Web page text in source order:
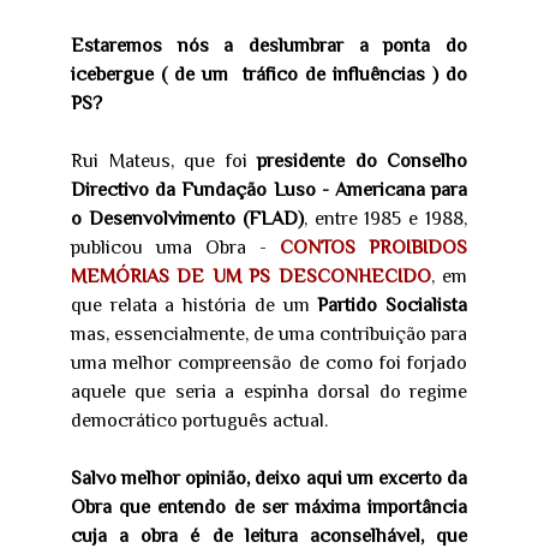
Estaremos nós a deslumbrar a ponta do
icebergue ( de um tráfico de influências ) do
PS?
Rui Mateus, que foipresidente do Conselho
Directivo da Fundação Luso - Americana para
o Desenvolvimento (FLAD), entre 1985 e 1988,
publicou uma Obra - CONTOS PROIBIDOS
MEMÓRIAS DE UM PS DESCONHECIDO, em
que relata a história de umPartido Socialista
mas, essencialmente, de uma contribuição para
uma melhor compreensão de como foi forjado
aquele que seria a espinha dorsal do regime
democrático português actual.
Salvo melhor opinião, deixo aqui um excerto da
Obra que entendo de ser máxima importância
cuja a obra é de leitura aconselhável, que